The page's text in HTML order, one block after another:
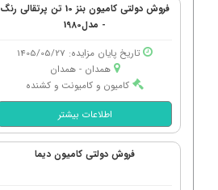
فروش دولتی کامیون بنز 10 تن پرتقالی رنگ
- مدل1980
تاریخ پایان مزایده: 1405/05/27
همدان - همدان
کامیون و کامیونت و کشنده
اطلاعات بیشتر
فروش دولتی کامیون دیما